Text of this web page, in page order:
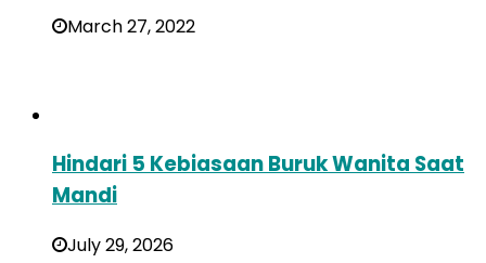
March 27, 2022
Hindari 5 Kebiasaan Buruk Wanita Saat
Mandi
July 29, 2026